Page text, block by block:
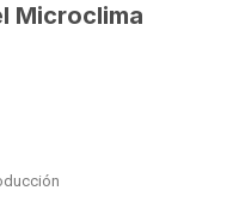
Microclima